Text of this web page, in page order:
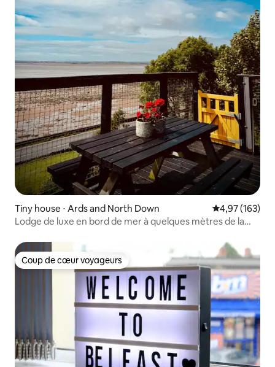
Tiny house ⋅ Ards and North Down Évaluation
4,97 (163)
Lodge de luxe en bord de mer à quelques mètres de la
Coup de cœur voyageurs
Coup de cœur voyageurs